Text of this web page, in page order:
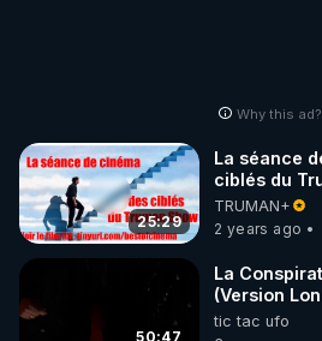
Why this ad?
25:29
La séance
ciblés du
(annonce)
TRUMAN+
2 years ago
50:47
La
(Version
tic tac ufo